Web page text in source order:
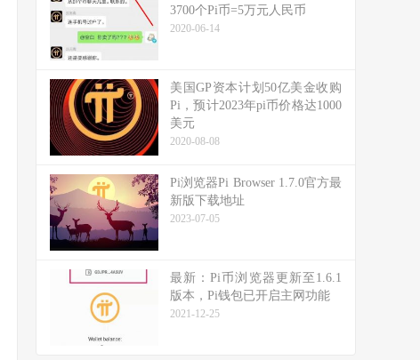
3700个Pi币=5万元人民币
2020-06-14
美国GP资本计划50亿美金收购
Pi，预计2023年pi币价格达1000
美元
2020-08-08
Pi浏览器Pi Browser 1.7.0官方最
新版下载地址
2023-07-05
最新：Pi币浏览器更新至1.6.1
版本，Pi钱包已开启主网功能
2021-12-25